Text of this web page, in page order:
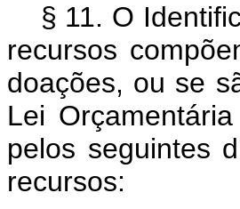
§ 11. O
recursos
doações, ou se
Lei
pelos seguintes
recursos: